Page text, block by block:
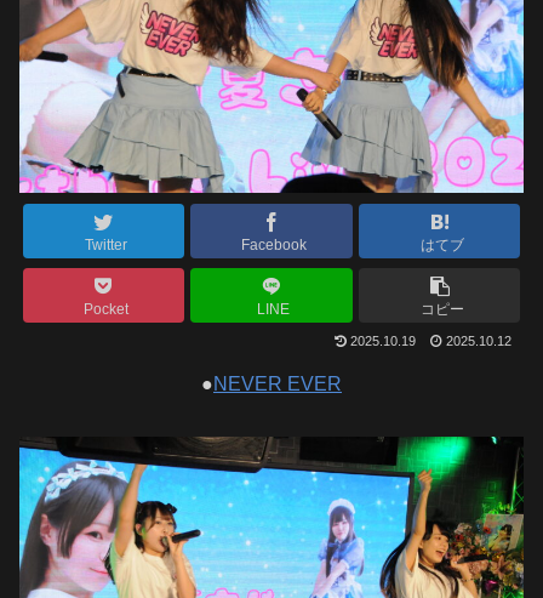
Twitter Facebook はてブ
Pocket LINE コピー
2025.10.19 2025.10.12
●NEVER EVER